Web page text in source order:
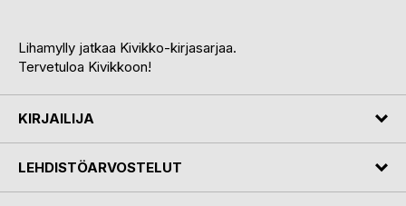
Lihamylly jatkaa Kivikko-kirjasarjaa.
Tervetuloa Kivikkoon!
KIRJAILIJA
LEHDISTÖARVOSTELUT